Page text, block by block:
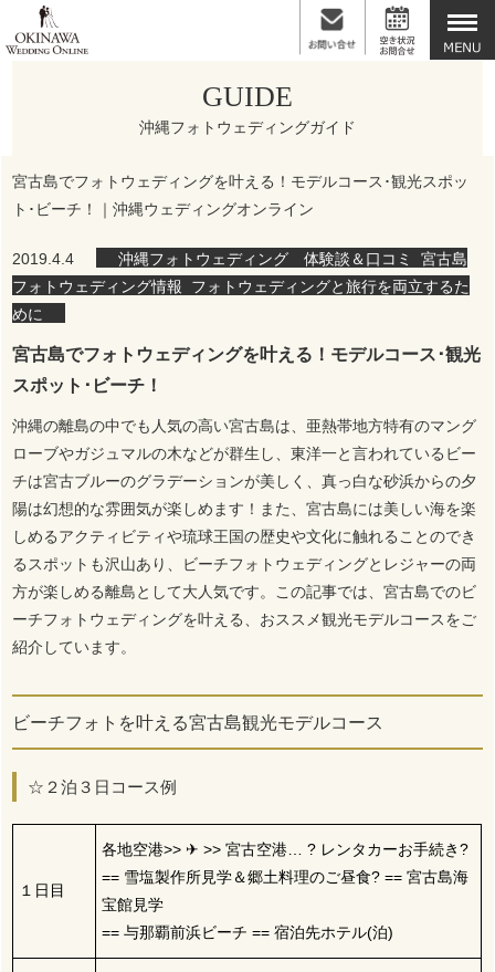
GUIDE
沖縄フォトウェディングガイド
宮古島でフォトウェディングを叶える！モデルコース･観光スポッ
ト･ビーチ！｜沖縄ウェディングオンライン
2019.4.4 沖縄フォトウェディング 体験談＆口コミ ,宮古島
フォトウェディング情報
フォトウェディングと旅行を両立するた
めに
宮古島でフォトウェディングを叶える！モデルコース･観光
スポット･ビーチ！
沖縄の離島の中でも人気の高い宮古島は、亜熱帯地方特有のマング
ローブやガジュマルの木などが群生し、東洋一と言われているビー
チは宮古ブルーのグラデーションが美しく、真っ白な砂浜からの夕
陽は幻想的な雰囲気が楽しめます！また、宮古島には美しい海を楽
しめるアクティビティや琉球王国の歴史や文化に触れることのでき
るスポットも沢山あり、ビーチフォトウェディングとレジャーの両
方が楽しめる離島として大人気です。この記事では、宮古島でのビ
ーチフォトウェディングを叶える、おススメ観光モデルコースをご
紹介しています。
ビーチフォトを叶える宮古島観光モデルコース
☆２泊３日コース例
１日目
各地空港>> ✈ >> 宮古空港… ? レンタカーお手続き?
== 雪塩製作所見学＆郷土料理のご昼食? == 宮古島海
宝館見学
== 与那覇前浜ビーチ == 宿泊先ホテル(泊)